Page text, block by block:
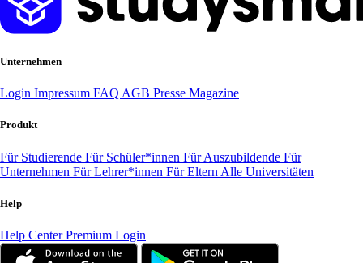
Unternehmen
Login Impressum FAQ AGB Presse Magazine
Produkt
Für Studierende Für Schüler*innen Für Auszubildende Für
Unternehmen Für Lehrer*innen Für Eltern Alle Universitäten
Help
Help CenterPremium Login